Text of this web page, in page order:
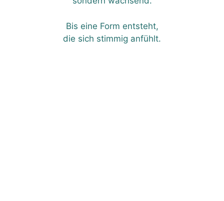
Bis eine Form entsteht,
die sich stimmig anfühlt.